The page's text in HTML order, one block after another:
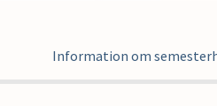
Information om